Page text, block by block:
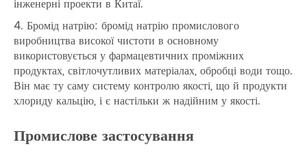
інженерні проекти в Китаї.
4. Бромід натрію: бромід натрію промислового
виробництва високої чистоти в основному
використовується у фармацевтичних проміжних
продуктах, світлочутливих матеріалах, обробці води тощо.
Він має ту саму систему контролю якості, що й продукти
хлориду кальцію, і є настільки ж надійним у якості.
Промислове застосування